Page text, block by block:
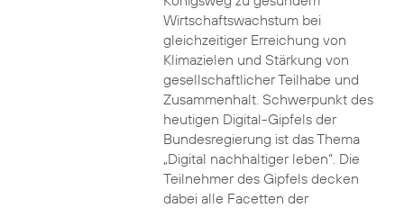
Wirtschaftswachstum bei
gleichzeitiger Erreichung von
Klimazielen und Stärkung von
gesellschaftlicher Teilhabe und
Zusammenhalt. Schwerpunkt des
heutigen Digital-Gipfels der
Bundesregierung ist das Thema
„Digital nachhaltiger leben“. Die
Teilnehmer des Gipfels decken
dabei alle Facetten der